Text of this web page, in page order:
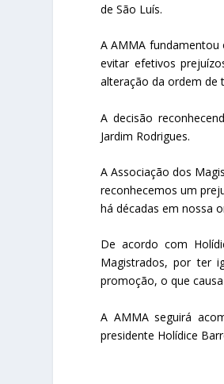
de São Luís.
A AMMA fundamentou
evitar efetivos
alteração da ordem de
A decisão
Jardim Rodrigues.
A Associação dos
reconhecemos um
há décadas em nossa
De acordo com
Magistrados, por ter
promoção, o que
A AMMA seguirá
presidente Holídice